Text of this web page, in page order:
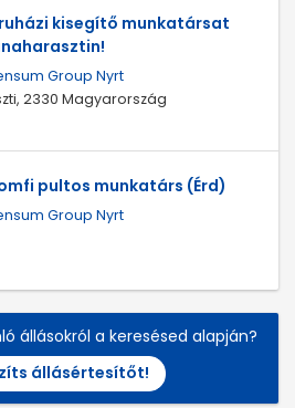
kisegítő munkatársat
Group Nyrt
2330 Magyarország
pultos munkatárs (Érd)
Group Nyrt
állásokról a keresésed alapján?
állásértesítőt!